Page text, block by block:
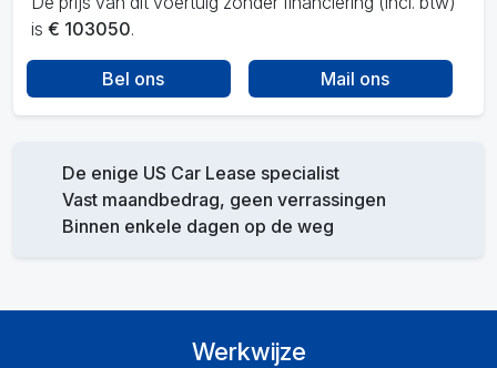
is € 103050.
Bel ons Mail ons
De enige US Car Lease specialist
Vast maandbedrag, geen verrassingen
Binnen enkele dagen op de weg
Werkwijze